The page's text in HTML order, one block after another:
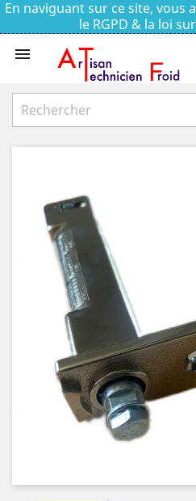
En naviguant sur ce site, vous
le RGPD & la loi
